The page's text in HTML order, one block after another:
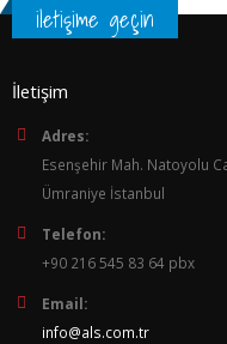
iletişime geçin
İletişim
Adres:
Esenşehir Mah. Natoyolu
Ümraniye İstanbul
Telefon:
+90 216 545 83 64 pbx
Email:
info@als.com.tr